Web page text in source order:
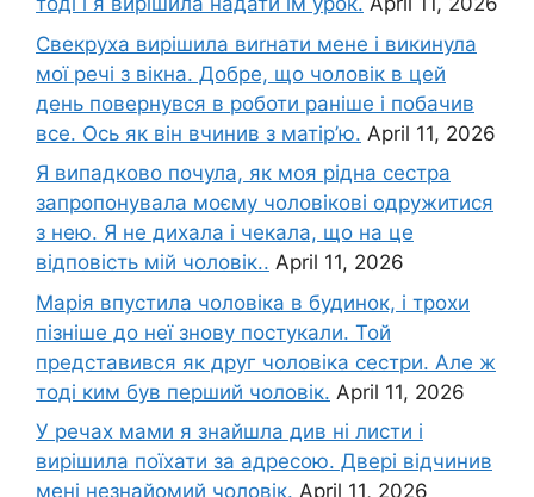
Свекруха вирішила виrнати мене і викинула
мої речі з вікна. Добре, що чоловік в цей
день повернувся в роботи раніше і побачив
все. Ось як він вчинив з матір’ю. April 11, 2026
Я випадково почула, як моя рідна сестра
запропонувала моєму чоловікові одружитися
з нею. Я не дихала і чекала, що на це
відповість мій чоловік.. April 11, 2026
Марія впустила чоловіка в будинок, і трохи
пізніше до неї знову постукали. Той
представився як друг чоловіка сестри. Але ж
тоді ким був перший чоловік. April 11, 2026
У речах мами я знайшла див ні листи і
вирішила поїхати за адресою. Двері відчинив
мені незнайомий чоловік. April 11, 2026